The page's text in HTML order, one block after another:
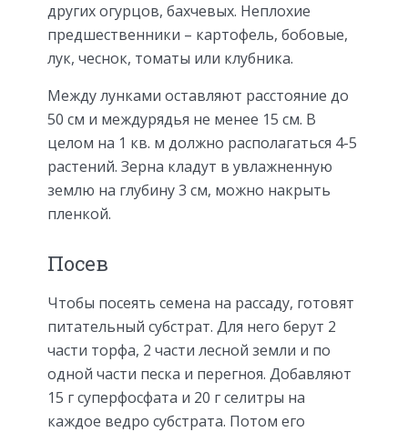
других огурцов, бахчевых. Неплохие
предшественники – картофель, бобовые,
лук, чеснок, томаты или клубника.
Между лунками оставляют расстояние до
50 см и междурядья не менее 15 см. В
целом на 1 кв. м должно располагаться 4-5
растений. Зерна кладут в увлажненную
землю на глубину 3 см, можно накрыть
пленкой.
Посев
Чтобы посеять семена на рассаду, готовят
питательный субстрат. Для него берут 2
части торфа, 2 части лесной земли и по
одной части песка и перегноя. Добавляют
15 г суперфосфата и 20 г селитры на
каждое ведро субстрата. Потом его